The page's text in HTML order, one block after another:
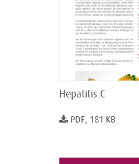
Hepatitis C
PDF, 181 KB